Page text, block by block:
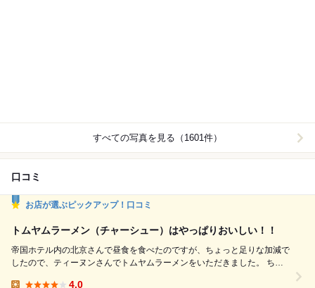
すべての写真を見る（1601件）
口コミ
お店が選ぶピックアップ！口コミ
トムヤムラーメン（チャーシュー）はやっぱりおいしい！！
帝国ホテル内の北京さんで昼食を食べたのですが、ちょっと足りな加減で
したので、ティーヌンさんでトムヤムラーメンをいただきました。 ちょ
4.0